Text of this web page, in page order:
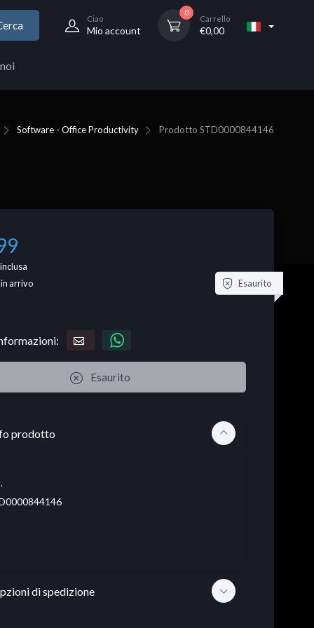
Ciao
Mio account
0
Carrello
€0,00
Software - Office Productivity Prodotto STD0000844146
arrivo
Esaurito
Esaurito
prodotto
di spedizione